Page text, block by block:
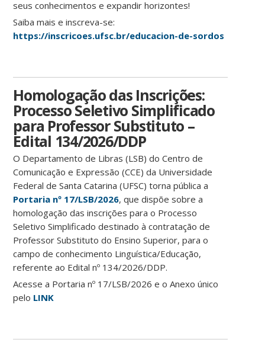
seus conhecimentos e expandir horizontes!
Saiba mais e inscreva-se:
https://inscricoes.ufsc.br/educacion-de-sordos
Homologação das Inscrições:
Processo Seletivo Simplificado
para Professor Substituto –
Edital 134/2026/DDP
O Departamento de Libras (LSB) do Centro de
Comunicação e Expressão (CCE) da Universidade
Federal de Santa Catarina (UFSC) torna pública a
Portaria nº 17/LSB/2026, que dispõe sobre a
homologação das inscrições para o Processo
Seletivo Simplificado destinado à contratação de
Professor Substituto do Ensino Superior, para o
campo de conhecimento Linguística/Educação,
referente ao Edital nº 134/2026/DDP.
Acesse a Portaria nº 17/LSB/2026 e o Anexo único
pelo LINK